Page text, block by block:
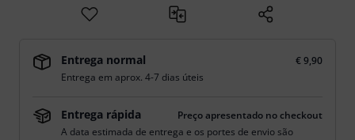
Entrega normal
€ 9,90
Entrega em aprox. 4-7 dias úteis
Entrega rápida
Preço apresentado no checkout
A data estimada de entrega e os portes de envio são